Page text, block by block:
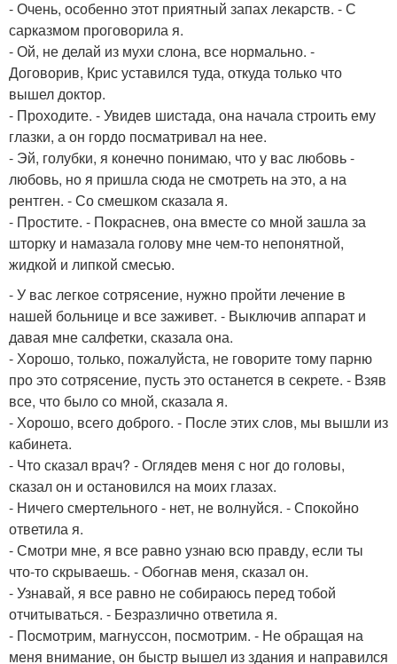
- Очень, особенно этот приятный запах лекарств. - С
сарказмом проговорила я.
- Ой, не делай из мухи слона, все нормально. -
Договорив, Крис уставился туда, откуда только что
вышел доктор.
- Проходите. - Увидев шистада, она начала строить ему
глазки, а он гордо посматривал на нее.
- Эй, голубки, я конечно понимаю, что у вас любовь -
любовь, но я пришла сюда не смотреть на это, а на
рентген. - Со смешком сказала я.
- Простите. - Покраснев, она вместе со мной зашла за
шторку и намазала голову мне чем-то непонятной,
жидкой и липкой смесью.
- У вас легкое сотрясение, нужно пройти лечение в
нашей больнице и все заживет. - Выключив аппарат и
давая мне салфетки, сказала она.
- Хорошо, только, пожалуйста, не говорите тому парню
про это сотрясение, пусть это останется в секрете. - Взяв
все, что было со мной, сказала я.
- Хорошо, всего доброго. - После этих слов, мы вышли из
кабинета.
- Что сказал врач? - Оглядев меня с ног до головы,
сказал он и остановился на моих глазах.
- Ничего смертельного - нет, не волнуйся. - Спокойно
ответила я.
- Смотри мне, я все равно узнаю всю правду, если ты
что-то скрываешь. - Обогнав меня, сказал он.
- Узнавай, я все равно не собираюсь перед тобой
отчитываться. - Безразлично ответила я.
- Посмотрим, магнуссон, посмотрим. - Не обращая на
меня внимание, он быстр вышел из здания и направился